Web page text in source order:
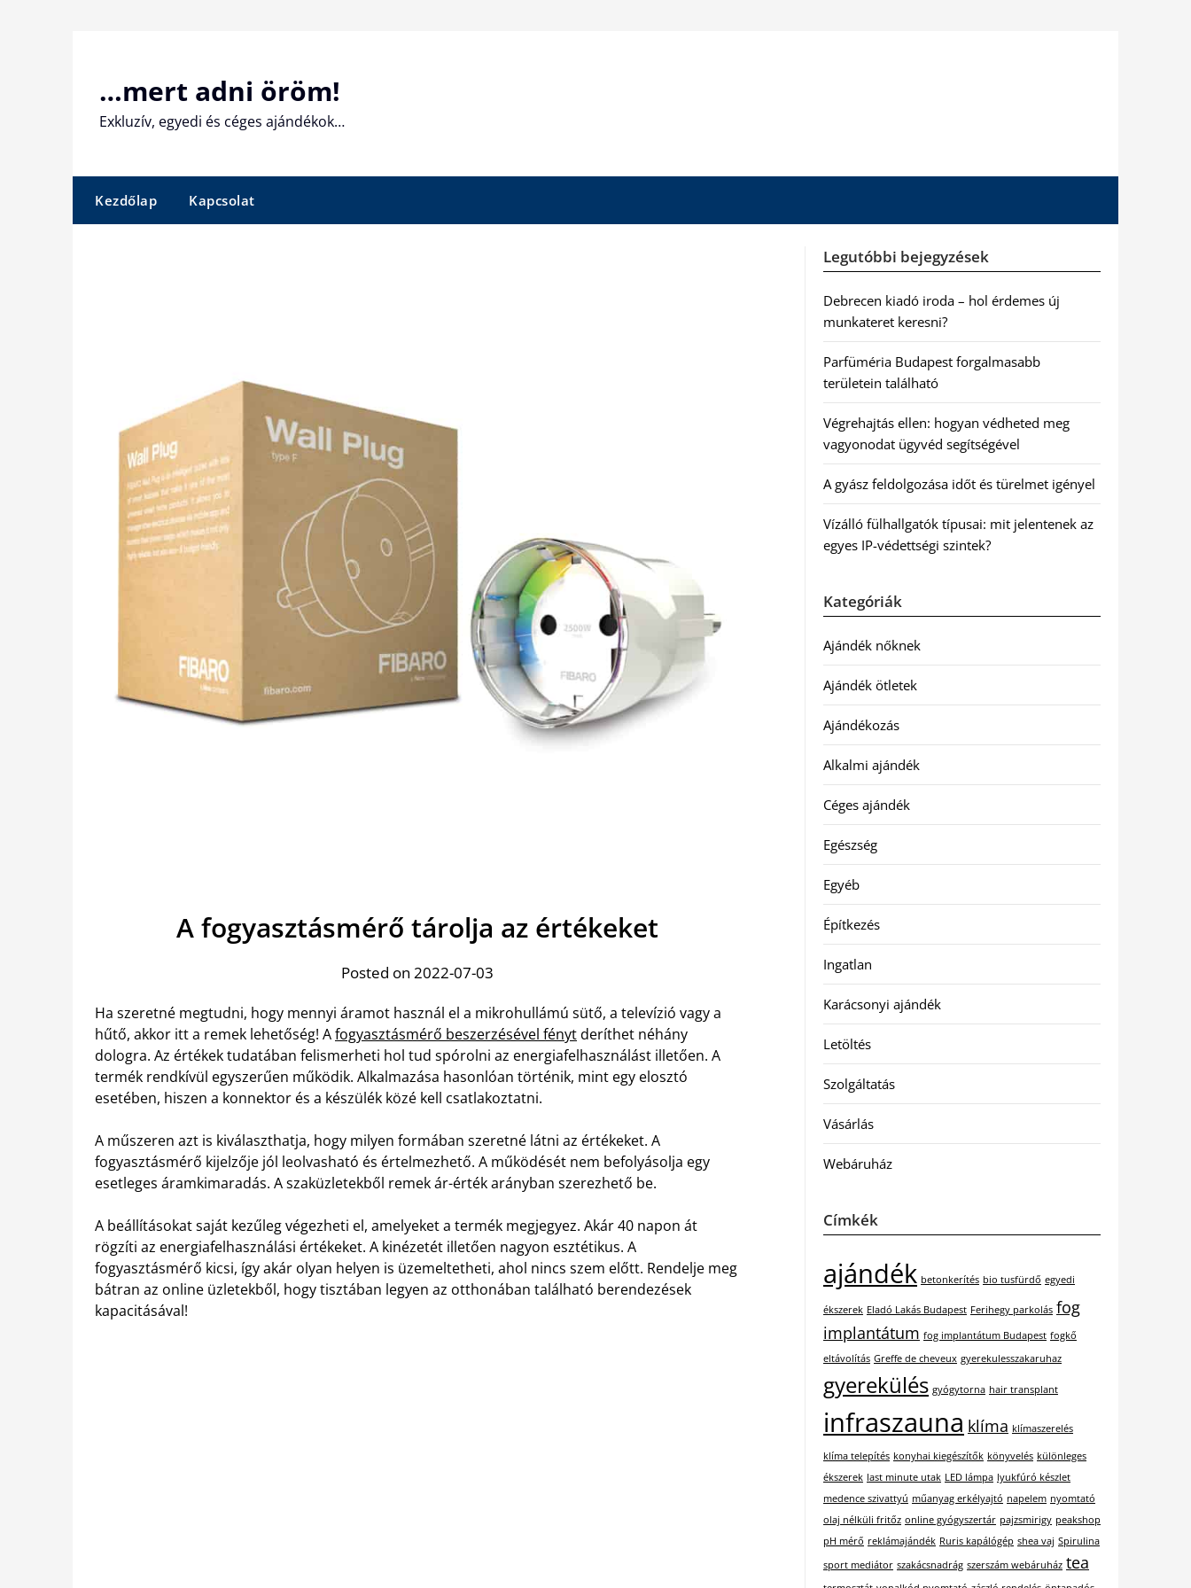
…mert adni öröm!
Exkluzív, egyedi és céges ajándékok…
Kezdőlap Kapcsolat
A fogyasztásmérő tárolja az értékeket
Posted on 2022-07-03
Ha szeretné megtudni, hogy mennyi áramot használ el a mikrohullámú sütő, a televízió vagy a
hűtő, akkor itt a remek lehetőség! Afogyasztásmérő beszerzésével fénytderíthet néhány
dologra. Az értékek tudatában felismerheti hol tud spórolni az energiafelhasználást illetően. A
termék rendkívül egyszerűen működik. Alkalmazása hasonlóan történik, mint egy elosztó
esetében, hiszen a konnektor és a készülék közé kell csatlakoztatni.
A műszeren azt is kiválaszthatja, hogy milyen formában szeretné látni az értékeket. A
fogyasztásmérő kijelzője jól leolvasható és értelmezhető. A működését nem befolyásolja egy
esetleges áramkimaradás. A szaküzletekből remek ár-érték arányban szerezhető be.
A beállításokat saját kezűleg végezheti el, amelyeket a termék megjegyez. Akár 40 napon át
rögzíti az energiafelhasználási értékeket. A kinézetét illetően nagyon esztétikus. A
fogyasztásmérő kicsi, így akár olyan helyen is üzemeltetheti, ahol nincs szem előtt. Rendelje meg
bátran az online üzletekből, hogy tisztában legyen az otthonában található berendezések
kapacitásával!
Legutóbbi bejegyzések
Debrecen kiadó iroda – hol érdemes új
munkateret keresni?
Parfüméria Budapest forgalmasabb
területein található
Végrehajtás ellen: hogyan védheted meg
vagyonodat ügyvéd segítségével
A gyász feldolgozása időt és türelmet igényel
Vízálló fülhallgatók típusai: mit jelentenek az
egyes IP-védettségi szintek?
Kategóriák
Ajándék nőknek
Ajándék ötletek
Ajándékozás
Alkalmi ajándék
Céges ajándék
Egészség
Egyéb
Építkezés
Ingatlan
Karácsonyi ajándék
Letöltés
Szolgáltatás
Vásárlás
Webáruház
Címkék
ajándék betonkerítés bio tusfürdő egyedi
ékszerek Eladó Lakás Budapest Ferihegy parkolás fog
implantátum fog implantátum Budapest fogkő
eltávolítás Greffe de cheveux gyerekulesszakaruhaz
gyerekülés gyógytorna hair transplant
infraszauna klíma klímaszerelés
klíma telepítés konyhai kiegészítők könyvelés különleges
ékszerek last minute utak LED lámpa lyukfúró készlet
medence szivattyú műanyag erkélyajtó napelem nyomtató
olaj nélküli fritőz online gyógyszertár pajzsmirigy peakshop
pH mérő reklámajándék Ruris kapálógép shea vaj Spirulina
sport mediátor szakácsnadrág szerszám webáruház tea